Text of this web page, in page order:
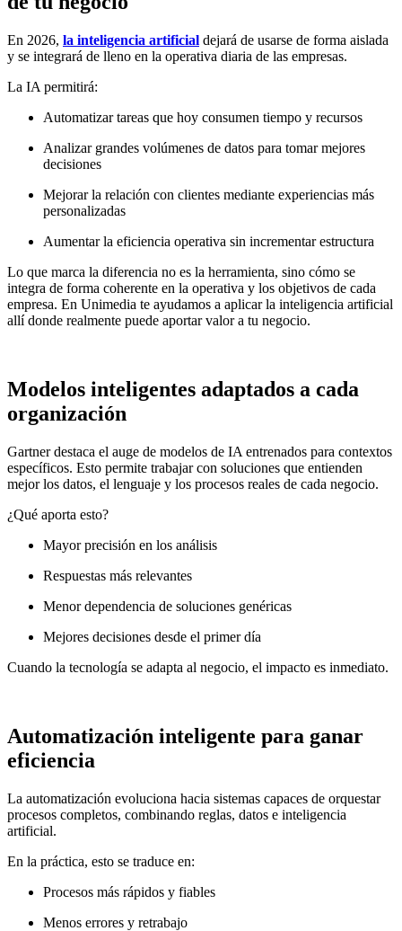
En 2026, la inteligencia artificial dejará de usarse de forma aislada
y se integrará de lleno en la operativa diaria de las empresas.
La IA permitirá:
Automatizar tareas que hoy consumen tiempo y recursos
Analizar grandes volúmenes de datos para tomar mejores
decisiones
Mejorar la relación con clientes mediante experiencias más
personalizadas
Aumentar la eficiencia operativa sin incrementar estructura
Lo que marca la diferencia no es la herramienta, sino cómo se
integra de forma coherente en la operativa y los objetivos de cada
empresa. En Unimedia te ayudamos a aplicar la inteligencia artificial
allí donde realmente puede aportar valor a tu negocio.
Modelos inteligentes adaptados a cada
organización
Gartner destaca el auge de modelos de IA entrenados para contextos
específicos. Esto permite trabajar con soluciones que entienden
mejor los datos, el lenguaje y los procesos reales de cada negocio.
¿Qué aporta esto?
Mayor precisión en los análisis
Respuestas más relevantes
Menor dependencia de soluciones genéricas
Mejores decisiones desde el primer día
Cuando la tecnología se adapta al negocio, el impacto es inmediato.
Automatización inteligente para ganar
eficiencia
La automatización evoluciona hacia sistemas capaces de orquestar
procesos completos, combinando reglas, datos e inteligencia
artificial.
En la práctica, esto se traduce en:
Procesos más rápidos y fiables
Menos errores y retrabajo